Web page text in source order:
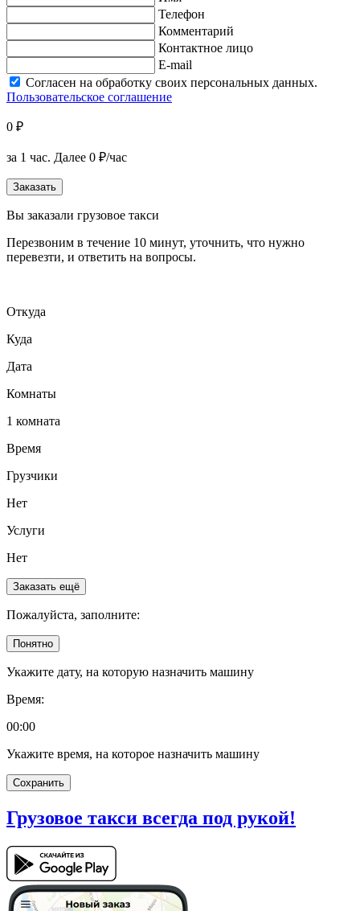
Телефон
Комментарий
Контактное лицо
E-mail
Согласен на обработку своих персональных данных.
Пользовательское соглашение
0 ₽
за 1 час. Далее 0 ₽/час
Заказать
Вы заказали грузовое такси
Перезвоним в течение 10 минут, уточнить, что нужно
перевезти, и ответить на вопросы.
Откуда
Куда
Дата
Комнаты
1 комната
Время
Грузчики
Нет
Услуги
Нет
Заказать ещё
Пожалуйста, заполните:
Понятно
Укажите дату, на которую назначить машину
Время:
00:00
Укажите время, на которое назначить машину
Сохранить
Грузовое такси всегда под рукой!